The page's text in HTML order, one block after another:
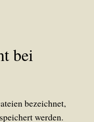
bei
bezeichnet,
werden.